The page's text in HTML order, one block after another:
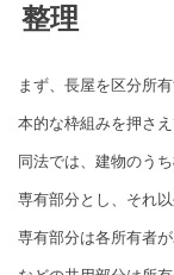
整理
まず、長屋を区分所
本的な枠組みを押さ
同法では、建物のう
専有部分とし、それ
専有部分は各所有者